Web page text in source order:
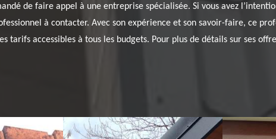
de faire appel à une entreprise spécialisée. Si vous avez
à contacter. Avec son expérience et son savoir-faire, ce
tarifs accessibles à tous les budgets. Pour plus de détails sur ses